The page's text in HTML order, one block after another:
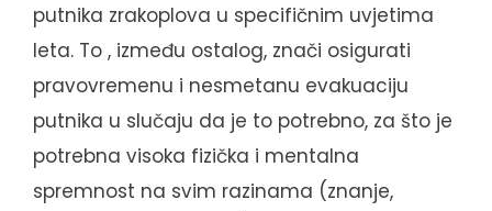
putnika zrakoplova u specifičnim uvjetima
leta. To , između ostalog, znači osigurati
pravovremenu i nesmetanu evakuaciju
putnika u slučaju da je to potrebno, za što je
potrebna visoka fizička i mentalna
spremnost na svim razinama (znanje,